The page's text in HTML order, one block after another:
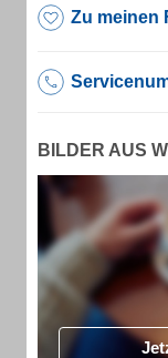
Zu meinen
BILDER AUS